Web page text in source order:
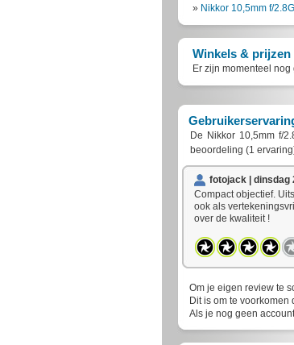
» Nikkor 10,5mm f/
Winkels & prijzen
Er zijn momenteel
De Nikkor 10,5mm f/
beoordeling (1
fotojack | dinsdag
Compact objectief.
ook als
over de kwaliteit !
Om je eigen review te
Dit is om te voorkomen
Als je nog geen